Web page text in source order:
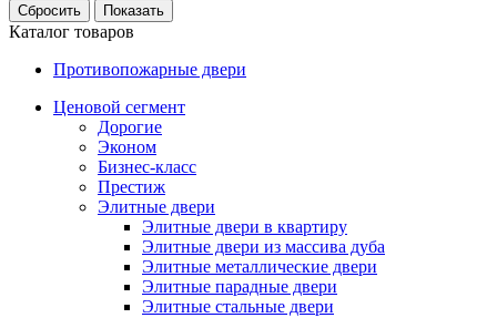
Каталог товаров
Противопожарные двери
Ценовой сегмент
Дорогие
Эконом
Бизнес-класс
Престиж
Элитные двери
Элитные двери в квартиру
Элитные двери из массива дуба
Элитные металлические двери
Элитные парадные двери
Элитные стальные двери